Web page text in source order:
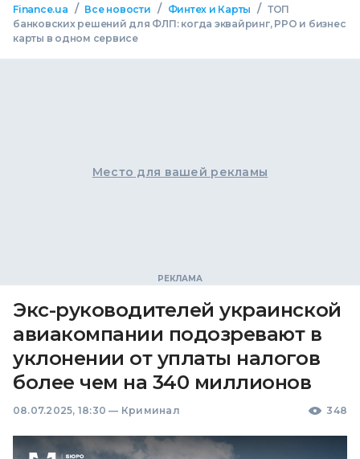
Finance.ua / Все новости / Финтех и Карты / ТОП
банковских решений для ФЛП: когда эквайринг, РРО и бизнес
карты в одном сервисе
Место для вашей рекламы
Экс-руководителей украинской
авиакомпании подозревают в
уклонении от уплаты налогов
более чем на 340 миллионов
08.07.2025, 18:30 — Криминал 348